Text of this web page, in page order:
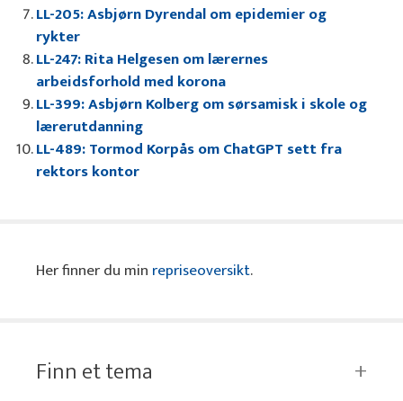
LL-205: Asbjørn Dyrendal om epidemier og
rykter
LL-247: Rita Helgesen om lærernes
arbeidsforhold med korona
LL-399: Asbjørn Kolberg om sørsamisk i skole og
lærerutdanning
LL-489: Tormod Korpås om ChatGPT sett fra
rektors kontor
Her finner du min repriseoversikt.
Finn et tema